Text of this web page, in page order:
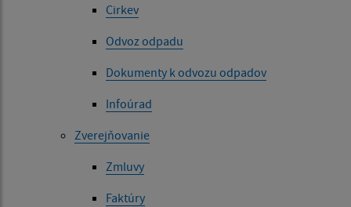
Cirkev
Odvoz odpadu
Dokumenty k odvozu odpadov
Infoúrad
Zverejňovanie
Zmluvy
Faktúry